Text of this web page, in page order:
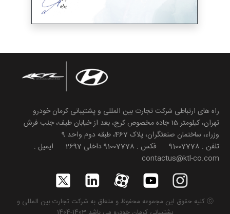
راه های ارتباطی شرکت تجارت بین المللی و پشتیبانی کرمان خودرو
تهران، کیلومتر 15 جاده مخصوص کرج، بعد از خیابان طیف، جنب فرش
وزراء، ساختمان صنعتگران، پلاک 467، طبقه دوم واحد 9
تلفن : 91007778 فکس : 91007778 داخلی 2697 ایمیل :
contactus@ktl-co.com
ⓒ کلیه حقوق این مجموعه محفوظ و متعلق به شرکت تجارت بین المللی و